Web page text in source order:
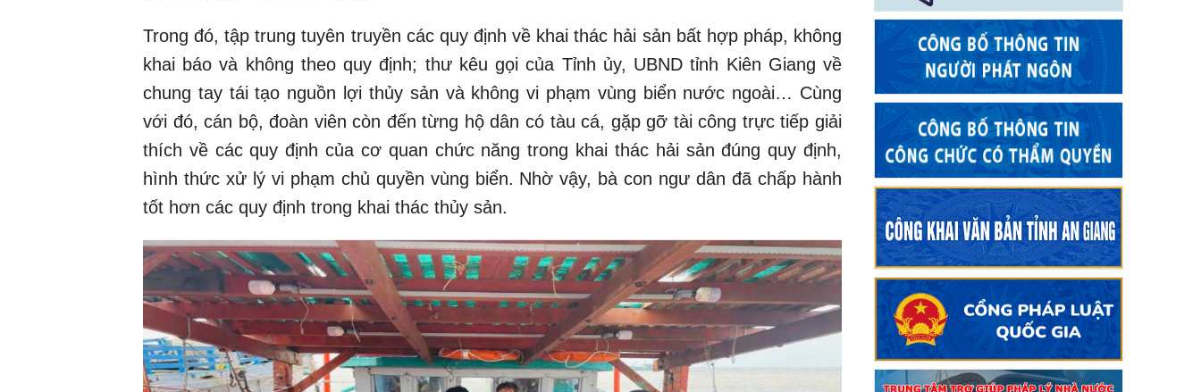
Trong đó, tập trung tuyên truyền các quy định về khai thác hải sản bất hợp pháp, không
khai báo và không theo quy định; thư kêu gọi của Tỉnh ủy, UBND tỉnh Kiên Giang về
chung tay tái tạo nguồn lợi thủy sản và không vi phạm vùng biển nước ngoài… Cùng
với đó, cán bộ, đoàn viên còn đến từng hộ dân có tàu cá, gặp gỡ tài công trực tiếp giải
thích về các quy định của cơ quan chức năng trong khai thác hải sản đúng quy định,
hình thức xử lý vi phạm chủ quyền vùng biển. Nhờ vậy, bà con ngư dân đã chấp hành
tốt hơn các quy định trong khai thác thủy sản.